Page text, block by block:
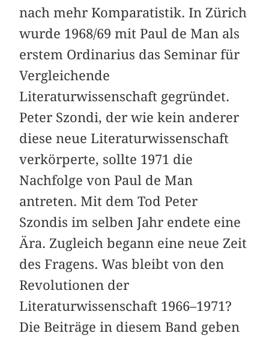
nach mehr Komparatistik. In Zürich
wurde 1968/69 mit Paul de Man als
erstem Ordinarius das Seminar für
Vergleichende
Literaturwissenschaft gegründet.
Peter Szondi, der wie kein anderer
diese neue Literaturwissenschaft
verkörperte, sollte 1971 die
Nachfolge von Paul de Man
antreten. Mit dem Tod Peter
Szondis im selben Jahr endete eine
Ära. Zugleich begann eine neue Zeit
des Fragens. Was bleibt von den
Revolutionen der
Literaturwissenschaft 1966–1971?
Die Beiträge in diesem Band geben